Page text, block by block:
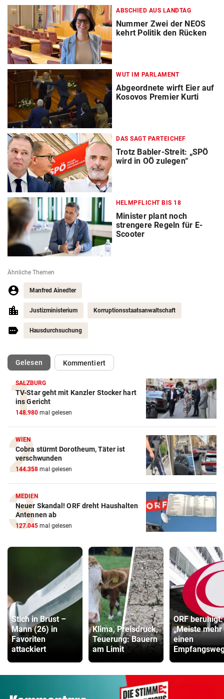
ABSCHIED AUS LANDTAG
Nummer Zwei der NEOS
kehrt Politik den Rücken
WUT IM PARLAMENT
Abgeordnete wirft Eier auf
Kosovos Premier Kurti
DAS SAGT PARTEICHEF
Trotz Babler-Streit: „SPÖ
wird in OÖ zulegen“
HELMPFLICHT BIS 18
Minister plant noch
strengere Regeln für E-
Scooter
Ähnliche Themen
Manfred Ainedter
Justizministerium Korruptionsstaatsanwaltschaft
Hausdurchsuchung
Gelesen(ausgewählt)Kommentiert
SALZBURG
TV-Star geht mit Kanzler Stocker hart
ins Gericht
148.980 mal gelesen
WIEN
Cobra stürmt Dorotheum, Täter ist
verschwunden
144.358 mal gelesen
MEDIEN
Neuer Skandal! ORF dreht Haushalten
Antennen ab
127.045 mal gelesen
Stich in Brust –
Mann (26) in
Favoriten
attackiert
Klima, Preisdruck,
Teuerung: Bauern
am Limit
ORF beruhigt:
„Meiste mehr
einen